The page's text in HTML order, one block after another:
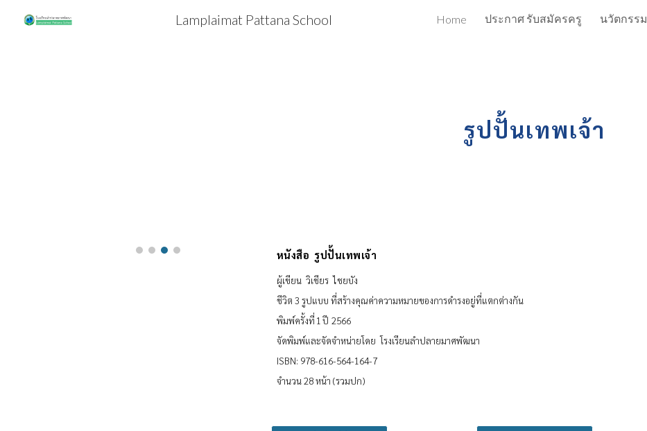
Skip to main content Skip to navigation
Lamplaimat Pattana School Home ประกาศ รับสมัครครู นวัตกรรม
รูปปั้นเทพเจ้า
หนังสือ รูปปั้นเทพเจ้า
ผู้เขียน วิเชียร ไชยบัง
ชีวิต 3 รูปแบบ ที่สร้างคุณค่าความหมายของการดำรงอยู่ที่แตกต่างกัน
พิมพ์ครั้งที่ 1 ปี 2566
จัดพิมพ์และจัดจำหน่ายโดย โรงเรียนลำปลายมาศพัฒนา
ISBN: 978-616-564-164-7
จำนวน 28 หน้า (รวมปก)